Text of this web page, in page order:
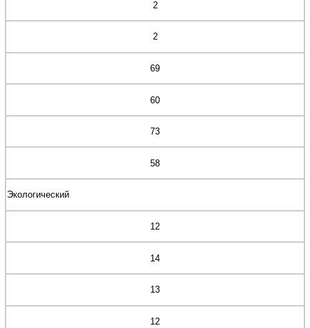
2
2
69
60
73
58
Экологический
12
14
13
12